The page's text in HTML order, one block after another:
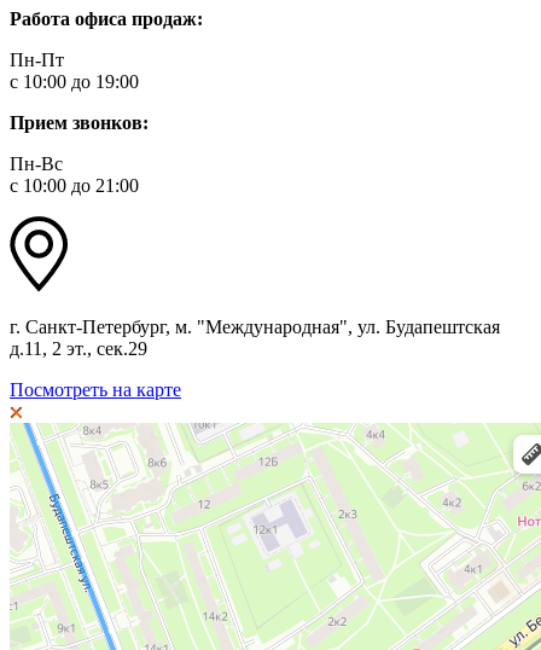
Работа офиса продаж:
Пн-Пт
с 10:00 до 19:00
Прием звонков:
Пн-Вс
с 10:00 до 21:00
г. Санкт-Петербург, м. "Международная", ул. Будапештская
д.11, 2 эт., сек.29
Посмотреть на карте